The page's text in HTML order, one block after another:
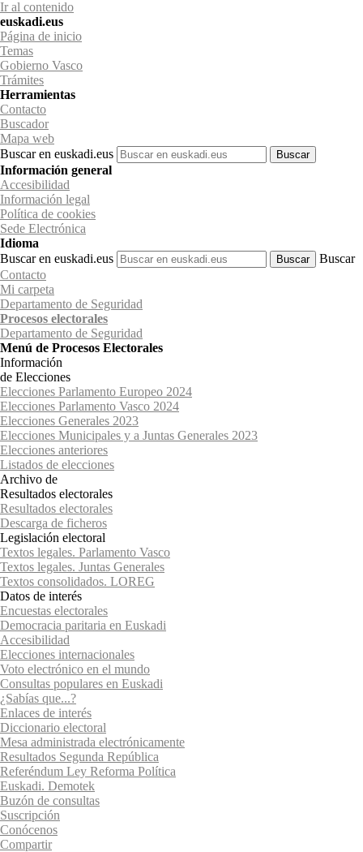
Ir al contenido
euskadi.eus
Página de inicio
Temas
Gobierno Vasco
Trámites
Herramientas
Contacto
Buscador
Mapa web
Buscar en euskadi.eus
Información general
Accesibilidad
Información legal
Política de cookies
Sede Electrónica
Idioma
Buscar en euskadi.eus
Buscar
Contacto
Mi carpeta
Departamento de Seguridad
Procesos electorales
Departamento de Seguridad
Menú de Procesos Electorales
Información
de Elecciones
Elecciones Parlamento Europeo 2024
Elecciones Parlamento Vasco 2024
Elecciones Generales 2023
Elecciones Municipales y a Juntas Generales 2023
Elecciones anteriores
Listados de elecciones
Archivo de
Resultados electorales
Resultados electorales
Descarga de ficheros
Legislación electoral
Textos legales. Parlamento Vasco
Textos legales. Juntas Generales
Textos consolidados. LOREG
Datos de interés
Encuestas electorales
Democracia paritaria en Euskadi
Accesibilidad
Elecciones internacionales
Voto electrónico en el mundo
Consultas populares en Euskadi
¿Sabías que...?
Enlaces de interés
Diccionario electoral
Mesa administrada electrónicamente
Resultados Segunda República
Referéndum Ley Reforma Política
Euskadi. Demotek
Buzón de consultas
Suscripción
Conócenos
Compartir